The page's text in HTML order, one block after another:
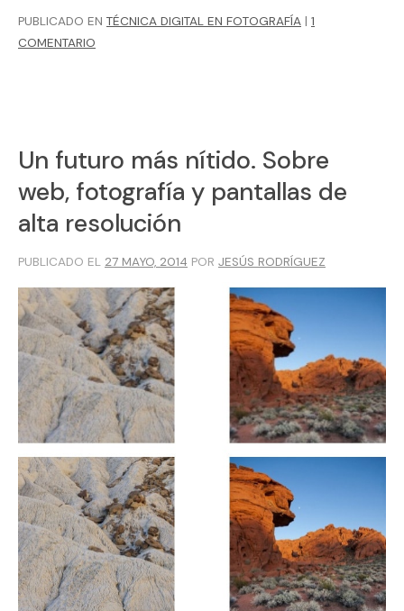
PUBLICADO EN TÉCNICA DIGITAL EN FOTOGRAFÍA | 1
COMENTARIO
Un futuro más nítido. Sobre
web, fotografía y pantallas de
alta resolución
PUBLICADO EL 27 MAYO, 2014 POR JESÚS RODRÍGUEZ